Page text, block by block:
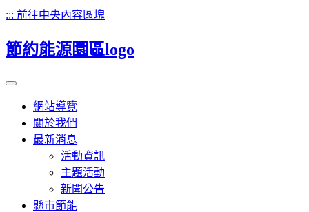
::: 前往中央內容區塊
節約能源園區logo
網站導覽
關於我們
最新消息
活動資訊
主題活動
新聞公告
縣市節能